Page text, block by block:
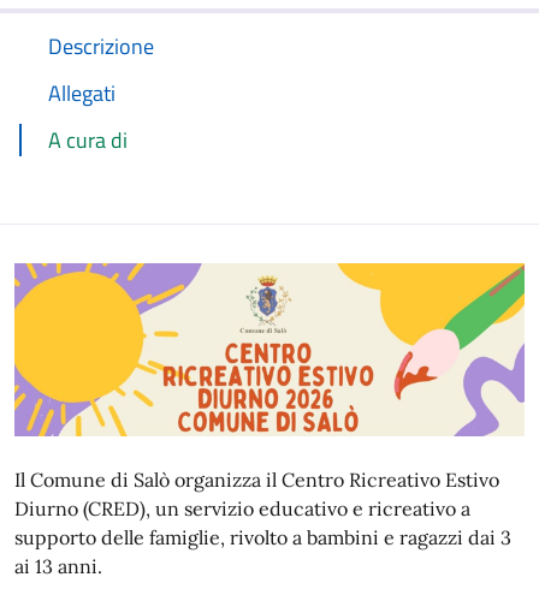
Descrizione
Allegati
A cura di
Il Comune di Salò organizza il Centro Ricreativo Estivo
Diurno (CRED), un servizio educativo e ricreativo a
supporto delle famiglie, rivolto a bambini e ragazzi dai 3
ai 13 anni.